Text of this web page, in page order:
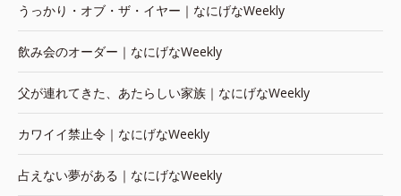
うっかり・オブ・ザ・イヤー｜なにげなWeekly
飲み会のオーダー｜なにげなWeekly
父が連れてきた、あたらしい家族｜なにげなWeekly
カワイイ禁止令｜なにげなWeekly
占えない夢がある｜なにげなWeekly